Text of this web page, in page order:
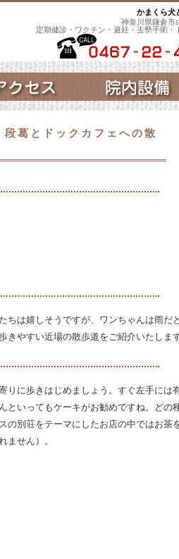
かまくら犬
神奈川県鎌倉市
定期健診・ワクチン・避妊・去勢手術・
葛とドックカフェへの散
ちは嬉しそうですが、ワンちゃんは雨だ
やすい近場の散歩道をご紹介いたします
りに歩きはじめましょう。すぐ左手には
といってもケーキがお勧めですね。どの
別荘をテーマにしたお店の中ではお茶
せん）。